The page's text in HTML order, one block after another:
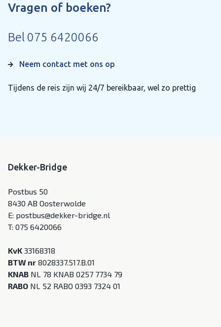
Vragen of boeken?
Bel 075 6420066
Neem contact met ons op
Tijdens de reis zijn wij 24/7 bereikbaar, wel zo prettig
Dekker-Bridge
Postbus 50
8430 AB Oosterwolde
E: postbus@dekker-bridge.nl
T: 075 6420066
KvK 33168318
BTW nr 8028337.517.B.01
KNAB NL 78 KNAB 0257 7734 79
RABO NL 52 RABO 0393 7324 01